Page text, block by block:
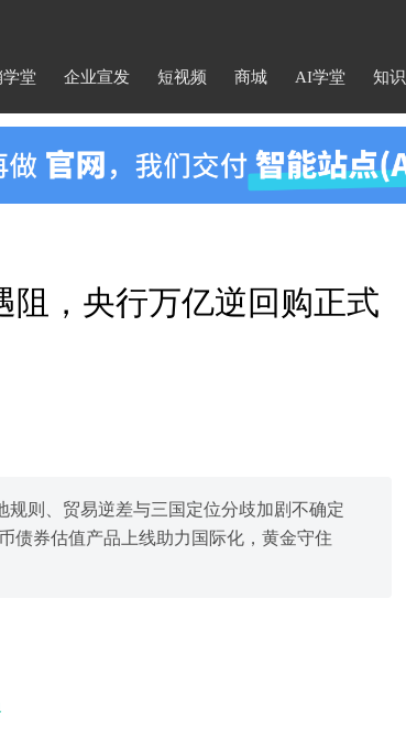
堂 企业宣发 短视频 商城 AI学堂 知识
，央行万亿逆回购正式
则、贸易逆差与三国定位分歧加剧不确定
债券估值产品上线助力国际化，黄金守住